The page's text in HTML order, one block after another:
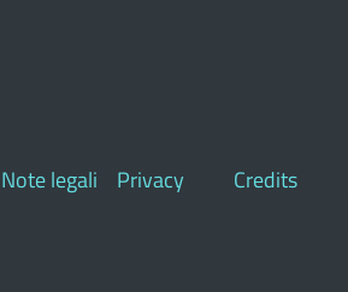
Note legali Privacy Credits